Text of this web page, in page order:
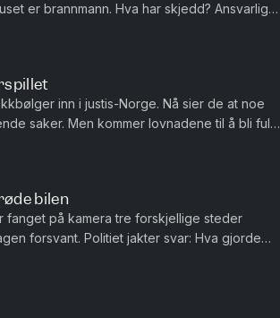
er brannmann. Hva har skjedd? Ansvarlig
inn i justis-Norge. Nå sier de at noe
saker. Men kommer lovnadene til å bli fulgt
Milli og Tor-Erl...
bilen
fanget på kamera tre forskjellige steder
forsvant. Politiet jakter svar: Hva gjorde
Milli og Tor-Erling Thømt ...